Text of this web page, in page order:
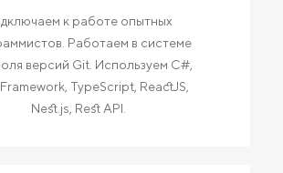
к работе опытных
Работаем в системе
версий Git. Используем C#,
TypeScript, ReactJS,
Nest.js, Rest API.